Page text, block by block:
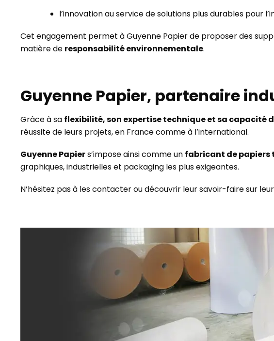
l’innovation au service de solutions plus durables pour
Cet engagement permet à Guyenne Papier de proposer des
matière de responsabilité environnementale.
Guyenne Papier, partenaire
Grâce à sa flexibilité, son expertise technique et sa capacité
réussite de leurs projets, en France comme à l’international.
Guyenne Papiers’impose ainsi comme un fabricant de papiers
graphiques, industrielles et packaging les plus exigeantes.
N’hésitez pas à les contacter ou découvrir leur savoir-faire sur